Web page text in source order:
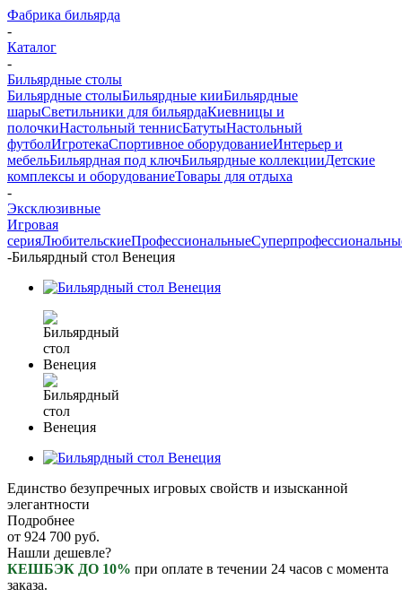
Фабрика бильярда
-
Каталог
-
Бильярдные столы
Бильярдные столыБильярдные кииБильярдные
шарыСветильники для бильярдаКиевницы и
полочкиНастольный теннисБатутыНастольный
футболИгротекаСпортивное оборудованиеИнтерьер и
мебельБильярдная под ключБильярдные коллекцииДетские
комплексы и оборудованиеТовары для отдыха
-
Эксклюзивные
Игровая
серияЛюбительскиеПрофессиональные
-Бильярдный стол Венеция
Единство безупречных игровых свойств и изысканной
элегантности
Подробнее
от 924 700 руб.
Нашли дешевле?
КЕШБЭК ДО 10% при оплате в течении 24 часов с момента
заказа.